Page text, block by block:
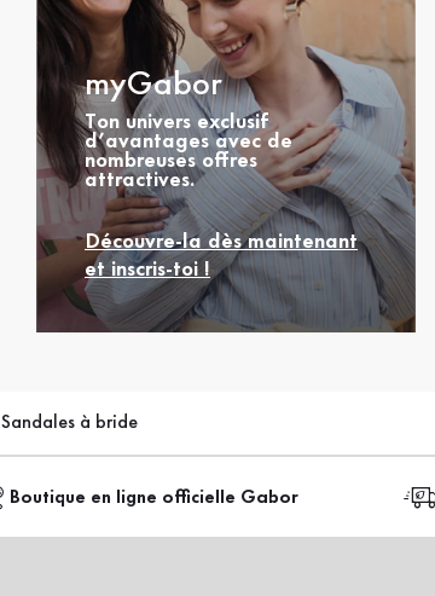
myGabor
Ton univers exclusif
d’avantages avec de
nombreuses offres
attractives.
Découvre-la dès maintenant
et inscris-toi !
Sandales à bride
Boutique en ligne officielle Gabor